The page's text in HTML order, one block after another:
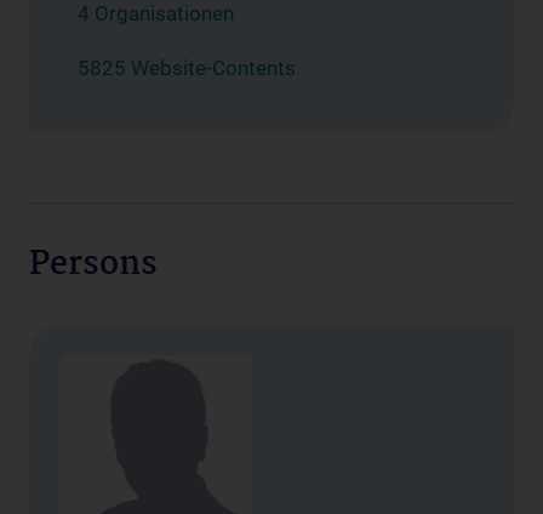
4 Organisationen
5825 Website-Contents
Persons